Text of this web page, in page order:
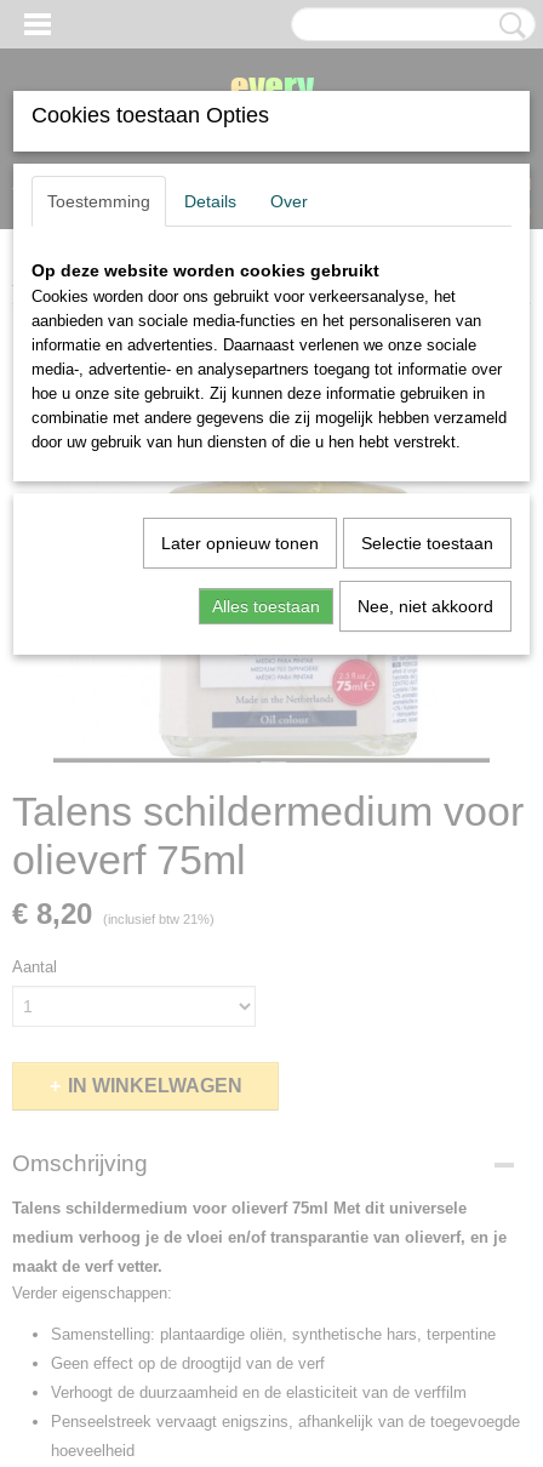
Inloggen Registreren
(0)
Home>verf>olieverf >Talens schildermedium voor olieverf 75ml
Talens schildermedium voor
olieverf 75ml
€ 8,20 (inclusief btw 21%)
Aantal
IN WINKELWAGEN
Omschrijving
Talens schildermedium voor olieverf 75ml
Met dit universele
medium verhoog je de vloei en/of transparantie van olieverf, en je
maakt de verf vetter.
Verder eigenschappen:
Samenstelling: plantaardige oliën, synthetische hars, terpentine
Geen effect op de droogtijd van de verf
Verhoogt de duurzaamheid en de elasticiteit van de verffilm
Penseelstreek vervaagt enigszins, afhankelijk van de toegevoegde
hoeveelheid
Cookies toestaan Opties
Toestemming Details Over
Op deze website worden cookies gebruikt
Cookies worden door ons gebruikt voor verkeersanalyse, het
aanbieden van sociale media-functies en het personaliseren van
informatie en advertenties. Daarnaast verlenen we onze sociale
media-, advertentie- en analysepartners toegang tot informatie over
hoe u onze site gebruikt. Zij kunnen deze informatie gebruiken in
combinatie met andere gegevens die zij mogelijk hebben verzameld
door uw gebruik van hun diensten of die u hen hebt verstrekt.
Later opnieuw tonen Selectie toestaan
Alles toestaan Nee, niet akkoord